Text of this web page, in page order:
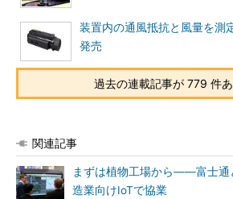
装置内の通風抵抗と風量を測
発売
過去の連載記事が 779 件
関連記事
まずは植物工場から――富士通
造業向けIoTで協業